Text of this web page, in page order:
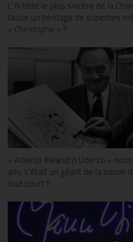
L’Artiste le plus sincère de la
laisse un héritage de superbes
« Christophe » !!
« Alberto Aleandro Uderzo »
ans, c’était un géant de la bande
tout court !!